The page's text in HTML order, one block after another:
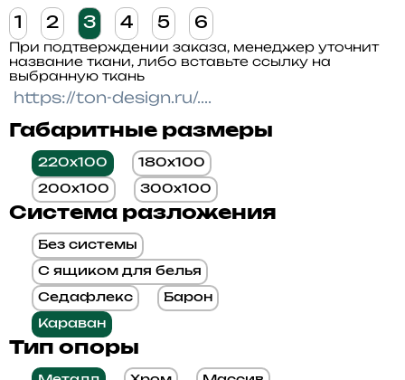
1 2 3 4 5 6
При подтверждении заказа, менеджер уточнит
название ткани, либо вставьте ссылку на
выбранную ткань
Габаритные размеры
220x100 180x100
200x100 300x100
Система разложения
Без системы
С ящиком для белья
Седафлекс Барон
Караван
Тип опоры